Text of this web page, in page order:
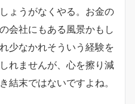
ょうがなくやる。お金の
会社にもある風景かもし
少なかれそういう経験を
れませんが、心を擦り減
結末ではないですよね。